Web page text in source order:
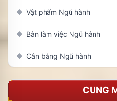
◆ Vật phẩm Ngũ hành
◆ Bàn làm việc Ngũ hành
◆ Cân bằng Ngũ hành
CUNG